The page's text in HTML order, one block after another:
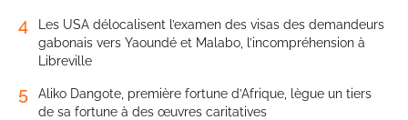
4
Les USA délocalisent l’examen des visas des demandeurs
gabonais vers Yaoundé et Malabo, l’incompréhension à
Libreville
5
Aliko Dangote, première fortune d’Afrique, lègue un tiers
de sa fortune à des œuvres caritatives